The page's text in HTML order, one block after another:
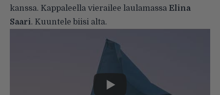
kanssa. Kappaleella vierailee laulamassa Elina
Saari. Kuuntele biisi alta.